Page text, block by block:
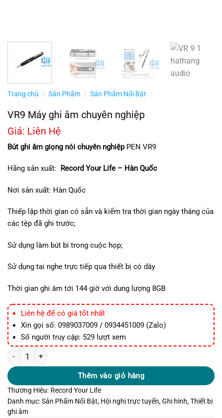
Trang chủ / Sản Phẩm / Sản Phẩm Nổi Bật
VR9 Máy ghi âm chuyên nghiệp
Giá: Liên Hệ
Bút ghi âm giọng nói chuyên nghiệp PEN VR9
Hãng sản xuất: Record Your Life – Hàn Quốc
Nơi sản xuất: Hàn Quốc
Thiếp lập thời gian có sẵn và kiểm tra thời gian ngày tháng của
các tệp đã ghi trước;
Sử dụng làm bút bi trong cuộc họp;
Sử dụng tai nghe trực tiếp qua thiết bị có dây
Thời gian ghi âm tới 144 giờ với dung lượng 8GB
Liên hệ để có giá tốt nhất
Xin gọi số: 0989037009 / 0934451009 (Zalo)
Số người truy cập: 529 lượt xem
VR9 Máy ghi âm chuyên nghiệp số lượng
Thêm vào giỏ hàng
Thương Hiệu: Record Your Life
Danh mục:Sản Phẩm Nổi Bật, Hội nghị trực tuyến, Ghi hình,Thiết bị
ghi âm